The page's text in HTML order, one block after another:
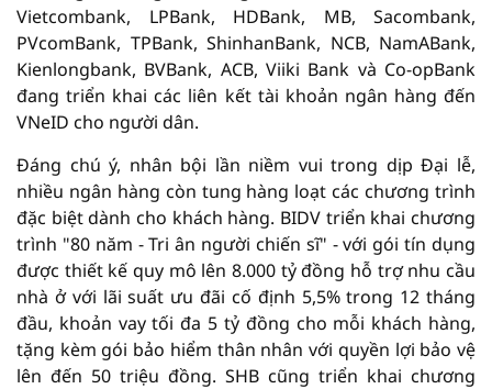
Vietcombank, LPBank, HDBank, MB, Sacombank,
PVcomBank, TPBank, ShinhanBank, NCB, NamABank,
Kienlongbank, BVBank, ACB, Viiki Bank và Co-opBank
đang triển khai các liên kết tài khoản ngân hàng đến
VNeID cho người dân.
Đáng chú ý, nhân bội lần niềm vui trong dịp Đại lễ,
nhiều ngân hàng còn tung hàng loạt các chương trình
đặc biệt dành cho khách hàng. BIDV triển khai chương
trình "80 năm - Tri ân người chiến sĩ" - với gói tín dụng
được thiết kế quy mô lên 8.000 tỷ đồng hỗ trợ nhu cầu
nhà ở với lãi suất ưu đãi cố định 5,5% trong 12 tháng
đầu, khoản vay tối đa 5 tỷ đồng cho mỗi khách hàng,
tặng kèm gói bảo hiểm thân nhân với quyền lợi bảo vệ
lên đến 50 triệu đồng. SHB cũng triển khai chương